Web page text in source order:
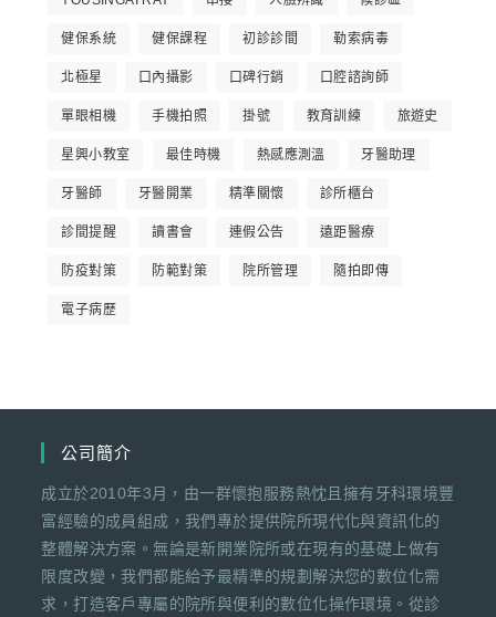
健保系統 健保課程 初診診間 勒索病毒
北極星 口內攝影 口碑行銷 口腔諮詢師
單眼相機 手機拍照 掛號 教育訓練 旅遊史
星興小教室 最佳時機 熱感應測溫 牙醫助理
牙醫師 牙醫開業 精準關懷 診所櫃台
診間提醒 讀書會 連假公告 遠距醫療
防疫對策 防範對策 院所管理 隨拍即傳
電子病歷
公司簡介
成立於2010年3月，由一群懷抱服務熱忱且擁有牙科環境豐
富經驗的成員組成，我們專於提供院所現代化與資訊化的
整體解決方案。無論是新開業院所或在現有的基礎上做有
限度改變，我們都能給予最精準的規劃解決您的數位化需
求，打造客戶專屬的院所與便利的數位化操作環境。從診